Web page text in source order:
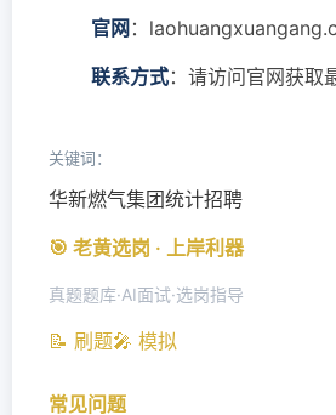
官网 ：
联系方式：请访问官网获取
关键词：
华新燃气集团统计招聘
🎯 老黄选岗 · 上岸利器
真题题库·AI面试·选岗指导
📝 刷题🎤 模拟
常见问题